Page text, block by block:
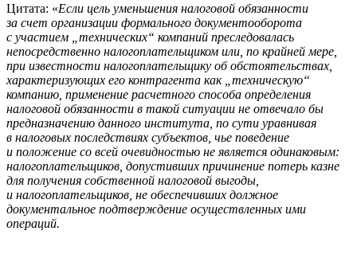
Цитата: «Если цель уменьшения налоговой обязанности
за счет организации формального документооборота
с участием „технических“ компаний преследовалась
непосредственно налогоплательщиком или, по крайней мере,
при известности налогоплательщику об обстоятельствах,
характеризующих его контрагента как „техническую“
компанию, применение расчетного способа определения
налоговой обязанности в такой ситуации не отвечало бы
предназначению данного института, по сути уравнивая
в налоговых последствиях субъектов, чье поведение
и положение со всей очевидностью не является одинаковым:
налогоплательщиков, допустивших причинение потерь казне
для получения собственной налоговой выгоды,
и налогоплательщиков, не обеспечивших должное
документальное подтверждение осуществленных ими
операций.